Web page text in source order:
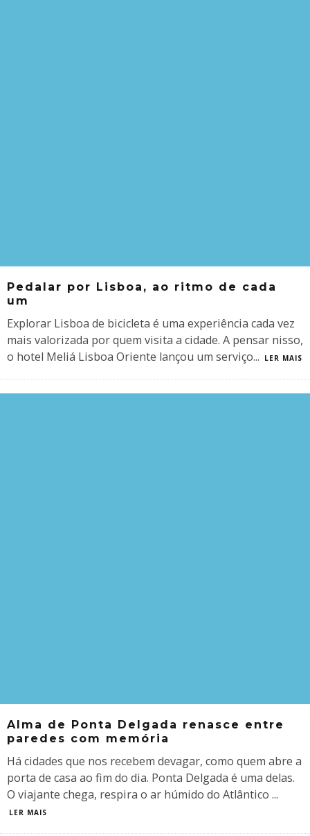
Pedalar por Lisboa, ao ritmo de cada
um
Explorar Lisboa de bicicleta é uma experiência cada vez
mais valorizada por quem visita a cidade. A pensar nisso,
o hotel Meliá Lisboa Oriente lançou um serviço... LER MAIS
Alma de Ponta Delgada renasce entre
paredes com memória
Há cidades que nos recebem devagar, como quem abre a
porta de casa ao fim do dia. Ponta Delgada é uma delas.
O viajante chega, respira o ar húmido do Atlântico ...
LER MAIS